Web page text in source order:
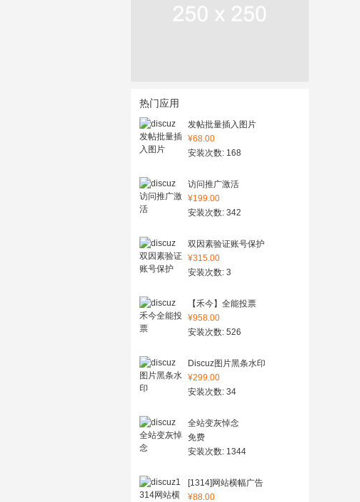
热门应用
发帖批量插入图片
¥68.00
安装次数: 168
访问推广激活
¥199.00
安装次数: 342
双因素验证账号保护
¥315.00
安装次数: 3
【禾今】全能投票
¥958.00
安装次数: 526
Discuz图片黑条水印
¥299.00
安装次数: 34
全站变灰悼念
免费
安装次数: 1344
[1314]网站横幅广告
¥88.00